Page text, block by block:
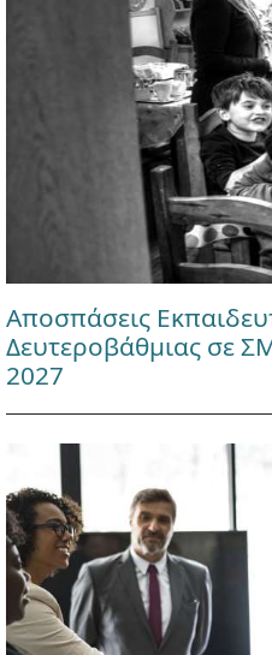
Αποσπάσεις
Δευτεροβάθμιας σε
2027